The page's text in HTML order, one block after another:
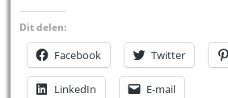
Dit delen:
Facebook Twitter
LinkedIn E-mail